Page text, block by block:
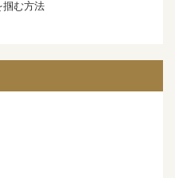
掴む方法